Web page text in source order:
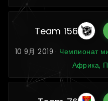
Team 156
10 9月 2019 · Чемпионат
Африка,